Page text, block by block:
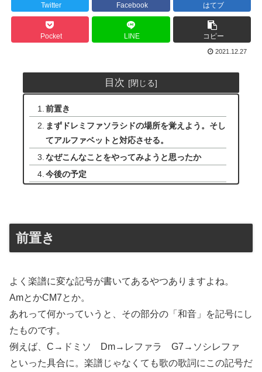
Twitter Facebook はてブ
Pocket LINE コピー
2021.12.27
目次
前置き
まずドレミファソラシドの場所を覚えよう。そし
てアルファベットと対応させる。
なぜこんなことをやってみようと思ったか
今後の予定
前置き
よく楽譜に変な記号が書いてあるやつありますよね。
AmとかCM7とか。
あれって何かっていうと、その部分の「和音」を記号にし
たものです。
例えば、C→ドミソ Dm→レファラ G7→ソシレファ
といった具合に。楽譜じゃなくても歌の歌詞にこの記号だ